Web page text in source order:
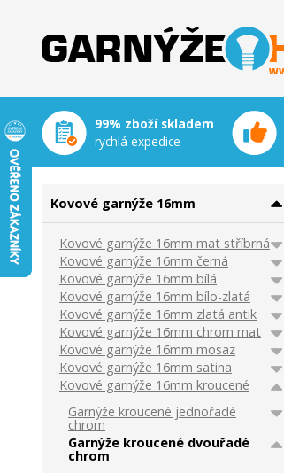
Garnýže Hebr
99% zboží skladem
rychlá expedice
Kovové garnýže 16mm
Kovové garnýže 16mm mat stříbrná
Kovové garnýže 16mm černá
Kovové garnýže 16mm bílá
Kovové garnýže 16mm bílo-zlatá
Kovové garnýže 16mm zlatá antik
Kovové garnýže 16mm chrom mat
Kovové garnýže 16mm mosaz
Kovové garnýže 16mm satina
Kovové garnýže 16mm kroucené
Garnýže kroucené jednořadé
chrom
Garnýže kroucené dvouřadé
chrom